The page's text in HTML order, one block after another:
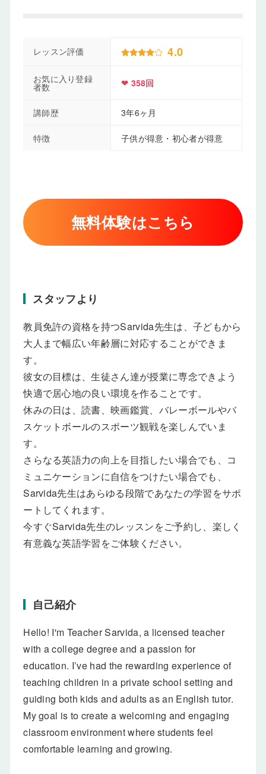
レッスン評価 4.0
お気に入り登録
者数 ❤ 358回
講師歴 3年6ヶ月
特徴 子供が得意・初心者が得意
無料体験はこちら
スタッフより
教員免許の資格を持つSarvida先生は、子どもから
大人まで幅広い年齢層に対応することができま
す。
彼女の目標は、生徒さん達が授業に専念できよう
快適で居心地の良い環境を作ることです。
休みの日は、読書、映画鑑賞、バレーボールやバ
スケットボールのスポーツ観戦を楽しんでいま
す。
さらなる英語力の向上を目指したい場合でも、コ
ミュニケーションに自信をつけたい場合でも、
Sarvida先生はあらゆる段階であなたの学習をサポ
ートしてくれます。
今すぐSarvida先生のレッスンをご予約し、楽しく
有意義な英語学習をご体験ください。
自己紹介
Hello! I'm Teacher Sarvida, a licensed teacher
with a college degree and a passion for
education. I’ve had the rewarding experience of
teaching children in a private school setting and
guiding both kids and adults as an English tutor.
My goal is to create a welcoming and engaging
classroom environment where students feel
comfortable learning and growing.